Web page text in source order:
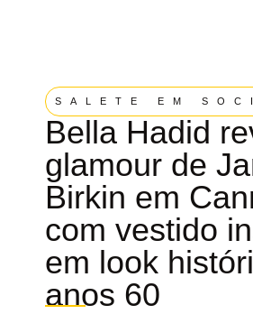
SALETE EM
Bella Hadid
glamour de
Birkin em
com vestido
em look
anos 60